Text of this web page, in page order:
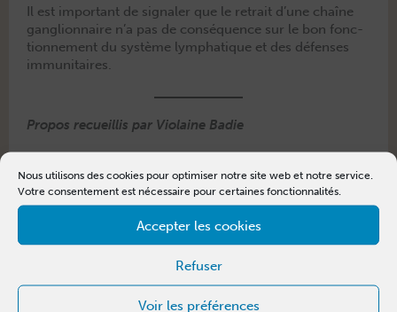
Nous utilisons des cookies pour optimiser notre site web et notre service.
Votre consentement est nécessaire pour certaines fonctionnalités.
Accepter les cookies
Refuser
Voir les préférences
Il est impor­tant de sig­naler que le retrait d’une chaîne
gan­glion­naire n’a pas de con­séquence sur le bon fonc­
tion­nement du sys­tème lym­pha­tique et des défens­es
immunitaires.
Pro­pos recueil­lis par Vio­laine Badie
pod­cast sur les risques immé­di­ats et sec­
ondaires du curage gan­glion­naire
avec le Pro­fesseur
touchée par un can­cer de la langue et opérée d’un
curage gan­glion­naire.
- Décou­vrir tous nosout­ils pour mieux vivre au quo­ti­